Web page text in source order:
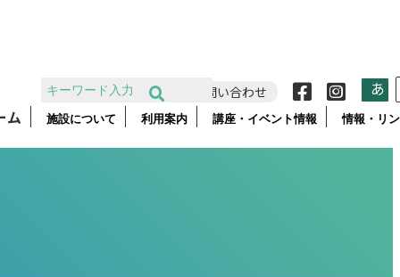
お問い合わせ あ
ム 施設について 利用案内 講座・イベント情報 情報・リ